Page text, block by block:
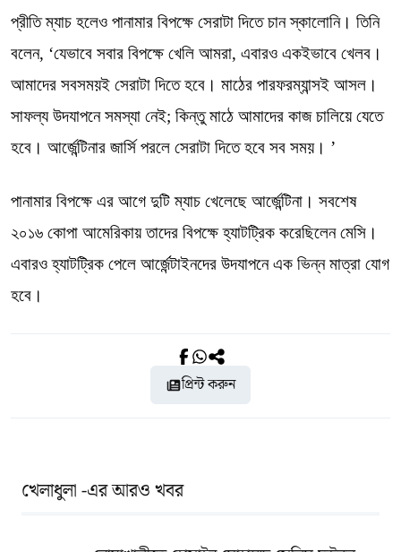
প্রীতি ম্যাচ হলেও পানামার বিপক্ষে সেরাটা দিতে চান স্কালোনি। তিনি
বলেন, ‘যেভাবে সবার বিপক্ষে খেলি আমরা, এবারও একইভাবে খেলব।
আমাদের সবসময়ই সেরাটা দিতে হবে। মাঠের পারফরম্যান্সই আসল।
সাফল্য উদযাপনে সমস্যা নেই; কিন্তু মাঠে আমাদের কাজ চালিয়ে যেতে
হবে। আর্জেন্টিনার জার্সি পরলে সেরাটা দিতে হবে সব সময়। ’
পানামার বিপক্ষে এর আগে দুটি ম্যাচ খেলেছে আর্জেন্টিনা। সবশেষ
২০১৬ কোপা আমেরিকায় তাদের বিপক্ষে হ্যাটট্রিক করেছিলেন মেসি।
এবারও হ্যাটট্রিক পেলে আর্জেন্টাইনদের উদযাপনে এক ভিন্ন মাত্রা যোগ
হবে।
প্রিন্ট করুন
খেলাধুলা -এর আরও খবর